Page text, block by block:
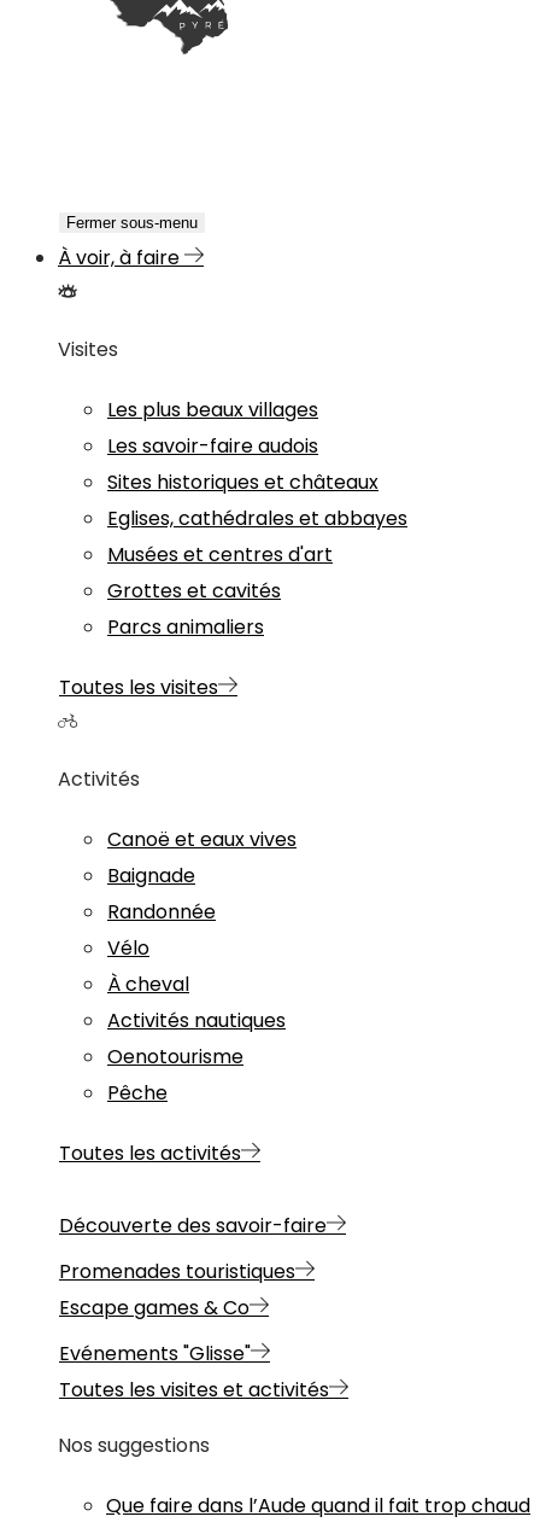
Fermer sous-menu
À voir, à faire
Visites
Les plus beaux villages
Les savoir-faire audois
Sites historiques et châteaux
Eglises, cathédrales et abbayes
Musées et centres d'art
Grottes et cavités
Parcs animaliers
Toutes les visites
Activités
Canoë et eaux vives
Baignade
Randonnée
Vélo
À cheval
Activités nautiques
Oenotourisme
Pêche
Toutes les activités
Découverte des savoir-faire
Promenades touristiques
Escape games & Co
Evénements "Glisse"
Toutes les visites et activités
Nos suggestions
Que faire dans l’Aude quand il fait trop chaud